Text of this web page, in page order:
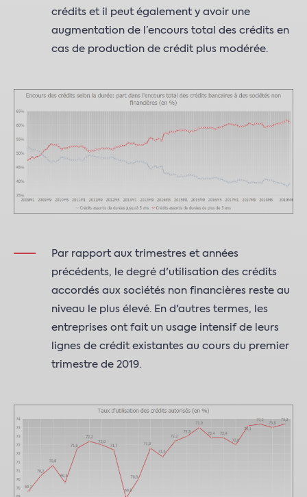
crédits et il peut également y avoir une
augmentation de l’encours total des crédits en
cas de production de crédit plus modérée.
Par rapport aux trimestres et années
précédents, le degré d'utilisation des crédits
accordés aux sociétés non financières reste au
niveau le plus élevé. En d'autres termes, les
entreprises ont fait un usage intensif de leurs
lignes de crédit existantes au cours du premier
trimestre de 2019.